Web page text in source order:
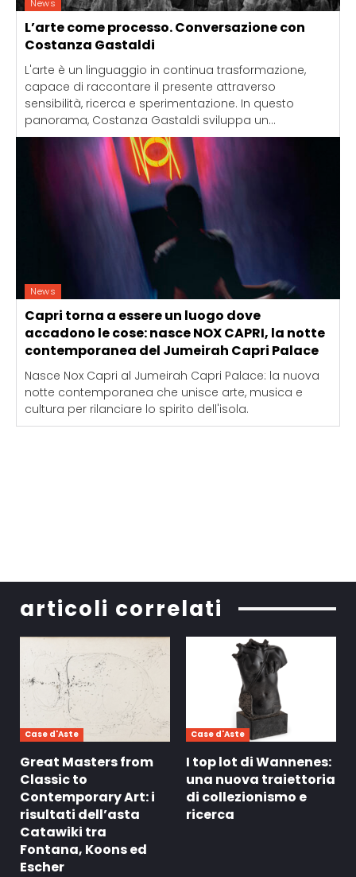
News
L’arte come processo. Conversazione con
Costanza Gastaldi
L'arte è un linguaggio in continua trasformazione,
capace di raccontare il presente attraverso
sensibilità, ricerca e sperimentazione. In questo
panorama, Costanza Gastaldi sviluppa un...
News
Capri torna a essere un luogo dove
accadono le cose: nasce NOX CAPRI, la notte
contemporanea del Jumeirah Capri Palace
Nasce Nox Capri al Jumeirah Capri Palace: la nuova
notte contemporanea che unisce arte, musica e
cultura per rilanciare lo spirito dell'isola.
articoli correlati
Case d'Aste
Great Masters from
Classic to
Contemporary Art: i
risultati dell’asta
Catawiki tra
Fontana, Koons ed
Escher
Case d'Aste
I top lot di Wannenes:
una nuova traiettoria
di collezionismo e
ricerca